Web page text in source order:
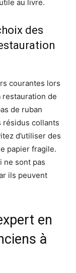
au livre.
des
courantes lors
de
de ruban
résidus collants
d’utiliser des
papier fragile.
ne sont pas
ils peuvent
en
à